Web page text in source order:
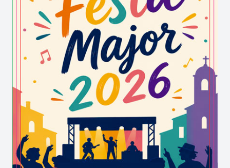
públic entregat a les seves tradicions.
Racons singulars i la gresca de la festa
major d'Organyà
La implicació de les entitats i el consistori fa
possible que la música i els espectacles infantils
apropin la cultura a tothom de manera
accessible.
On es reuneix el veïnat per viure els
moments més emotius i divertits de la
festa major d'Organyà?